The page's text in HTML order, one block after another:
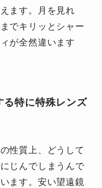
ます。月を見れ
でキリッとシャー
が全然違います
特に特殊レンズ
性質上、どうして
じんでしまうんで
ます。安い望遠鏡